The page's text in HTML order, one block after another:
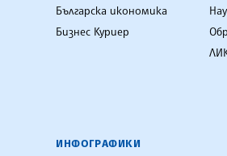
Българска икономика
Бизнес Куриер
ИНФОГРАФИКИ